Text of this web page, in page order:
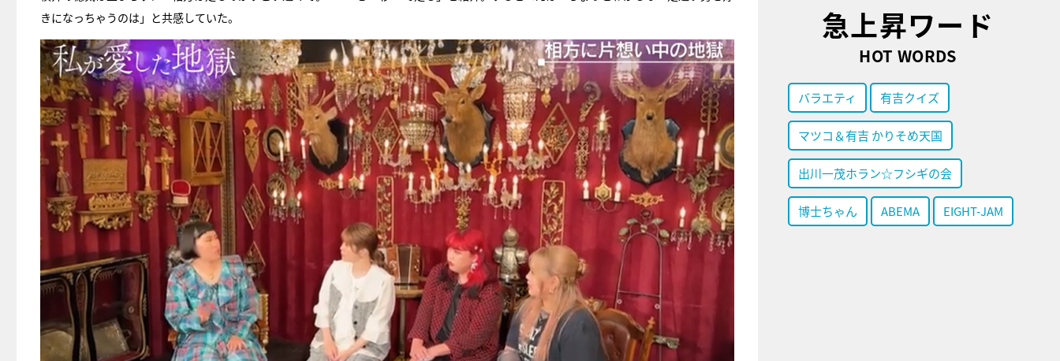
きになっちゃうのは」と共感していた。
急上昇ワード
HOT WORDS
バラエティ 有吉クイズ
マツコ＆有吉 かりそめ天国
出川一茂ホラン☆フシギの会
博士ちゃん ABEMA EIGHT-JAM